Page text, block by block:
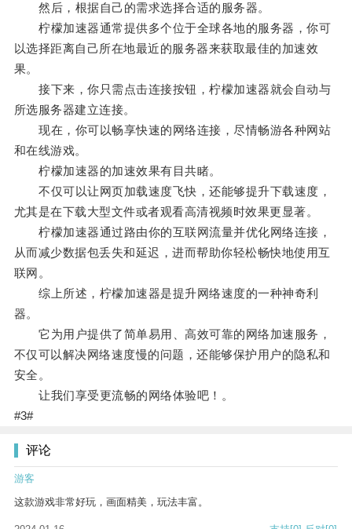
然后，根据自己的需求选择合适的服务器。
柠檬加速器通常提供多个位于全球各地的服务器，你可
以选择距离自己所在地最近的服务器来获取最佳的加速效
果。
接下来，你只需点击连接按钮，柠檬加速器就会自动与
所选服务器建立连接。
现在，你可以畅享快速的网络连接，尽情畅游各种网站
和在线游戏。
柠檬加速器的加速效果有目共睹。
不仅可以让网页加载速度飞快，还能够提升下载速度，
尤其是在下载大型文件或者观看高清视频时效果更显著。
柠檬加速器通过路由你的互联网流量并优化网络连接，
从而减少数据包丢失和延迟，进而帮助你轻松畅快地使用互
联网。
综上所述，柠檬加速器是提升网络速度的一种神奇利
器。
它为用户提供了简单易用、高效可靠的网络加速服务，
不仅可以解决网络速度慢的问题，还能够保护用户的隐私和
安全。
让我们享受更流畅的网络体验吧！。
#3#
评论
游客
这款游戏非常好玩，画面精美，玩法丰富。